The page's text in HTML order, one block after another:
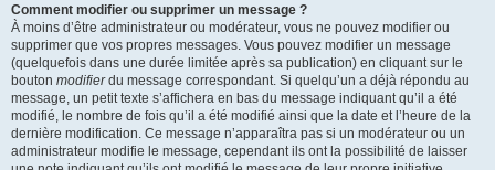
Comment modifier ou supprimer un message ?
À moins d’être administrateur ou modérateur, vous ne pouvez modifier ou
supprimer que vos propres messages. Vous pouvez modifier un message
(quelquefois dans une durée limitée après sa publication) en cliquant sur le
bouton modifierdu message correspondant. Si quelqu’un a déjà répondu au
message, un petit texte s’affichera en bas du message indiquant qu’il a été
modifié, le nombre de fois qu’il a été modifié ainsi que la date et l’heure de la
dernière modification. Ce message n’apparaîtra pas si un modérateur ou un
administrateur modifie le message, cependant ils ont la possibilité de laisser